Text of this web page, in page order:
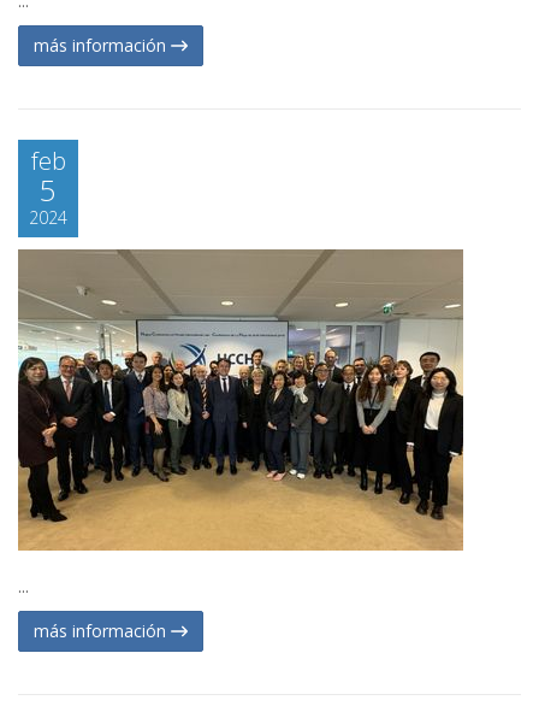
más información
feb
5
2024
...
más información